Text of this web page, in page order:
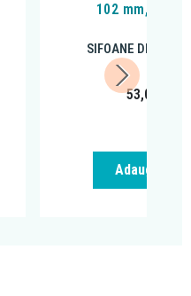
102 mm,
SIFOANE DE
53,00
Adauga in